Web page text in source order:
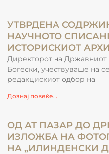
УТВРДЕНА
НАУЧНОТО
ИСТОРИСКИОТ
Директорот на
Богески, учествуваше на
редакцискиот одбор на
Дознај повеќе...
ОД АТ ПАЗАР ДО
ИЗЛОЖБА НА
НА „ИЛИНДЕНСКИ